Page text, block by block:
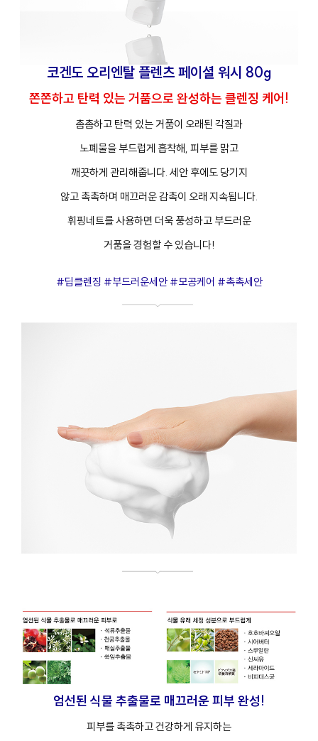
코겐도 오리엔탈 플렌츠 페이셜 워시 80g
쫀쫀하고 탄력 있는 거품으로 완성하는 클렌징 케어!
촘촘하고 탄력 있는 거품이 오래된 각질과
노폐물을 부드럽게 흡착해, 피부를 맑고
깨끗하게 관리해줍니다. 세안 후에도 당기지
않고 촉촉하며 매끄러운 감촉이 오래 지속됩니다.
휘핑네트를 사용하면 더욱 풍성하고 부드러운
거품을 경험할 수 있습니다!
#딥클렌징 #부드러운세안 #모공케어 #촉촉세안
엄선된 식물 추출물로 매끄러운 피부 완성!
피부를 촉촉하고 건강하게 유지하는